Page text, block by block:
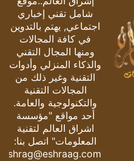
شامل تقني إخباري
اجتماعي, يهتم بالتدوين
في كافة المجالات
ومنها المجال التقني
والذكاء المنزلي وأدوات
التقنية وغير ذلك من
المجالات التقنية
والتكنولوجية والعامة.
أحد مواقع "مؤسسة
اشراق العالم لتقنية
المعلومات" اتصل بنا:
eshrag@eshraag.com